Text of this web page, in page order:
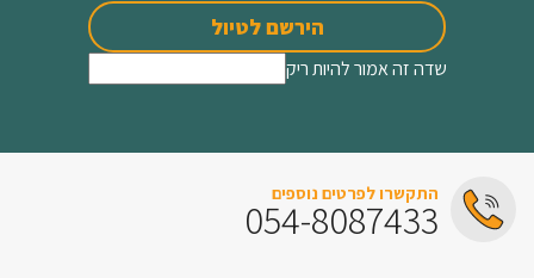
הירשם לטיול
שדה זה אמור להיות ריק
התקשרו לפרטים נוספים
054-8087433